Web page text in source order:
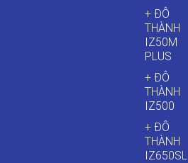
+ ĐÔ
THÀNH
IZ50M
PLUS
+ ĐÔ
THÀNH
IZ500
+ ĐÔ
THÀNH
IZ650SL